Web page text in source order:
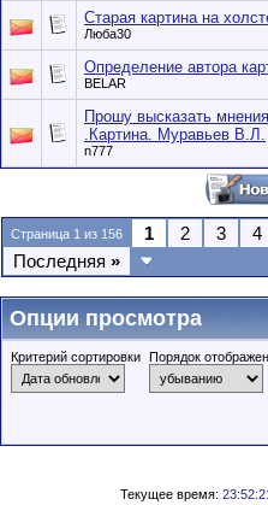
Старая картина на
Люба30
Определение автора
BELAR
Прошу высказать
.Картина. Муравьев В.Л.
n777
Страница 1 из 156 1 2 3 4
Последняя »
Опции просмотра
Критерий сортировки Порядок
Текущее время: